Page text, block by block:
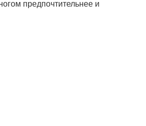
предпочтительнее и